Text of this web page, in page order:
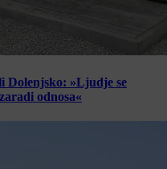
Dolenjsko: »Ljudje se
odnosa«